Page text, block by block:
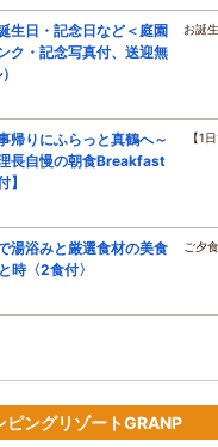
生日・記念日など＜庭園
ク・記念写真付、送迎無
お誕
帰りにふらっと真鶴へ～
長自慢の朝食Breakfast
【1
湯浴みと厳選食材の美食
時〈2食付〉
ご夕
ピングリゾートGRANP